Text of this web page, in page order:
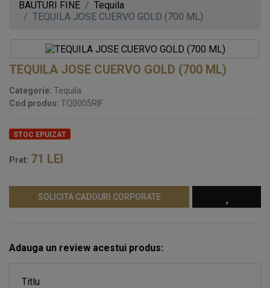
BAUTURI FINE
Tequila
TEQUILA JOSE CUERVO GOLD (700 ML)
TEQUILA JOSE CUERVO GOLD (700 ML)
Categorie: Tequila
Cod produs: TQ0005RIF
STOC EPUIZAT
Pret: 71 LEI
SOLICITA CADOURI CORPORATE
Adauga un review acestui produs:
Titlu